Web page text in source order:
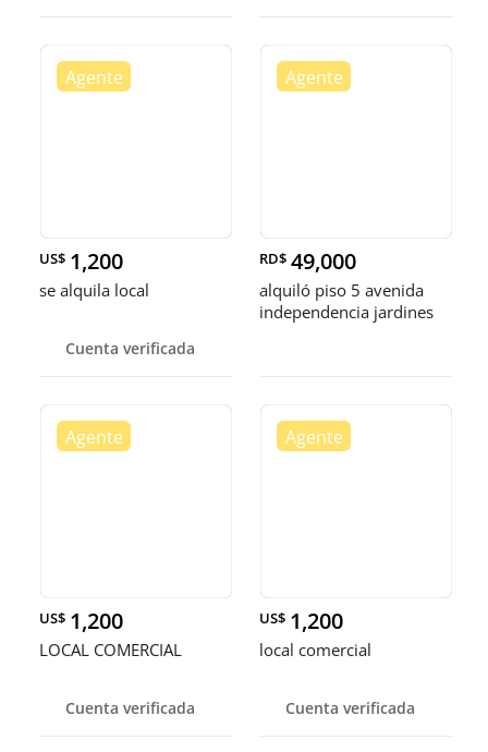
US$ 1,200
se alquila local
Cuenta verificada
RD$ 49,000
alquiló piso 5 avenida
independencia jardines
US$ 1,200
LOCAL COMERCIAL
Cuenta verificada
US$ 1,200
local comercial
Cuenta verificada